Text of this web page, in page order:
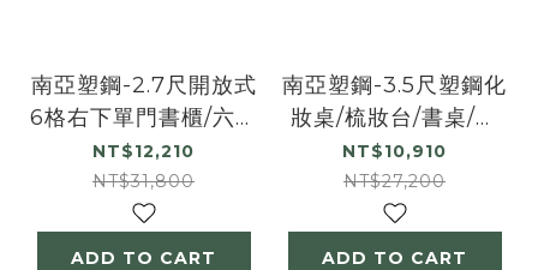
南亞塑鋼-2.7尺開放式
6格右下單門書櫃/六格
一門收納櫃/展示櫃/置
物櫃
NT$12,210
NT$31,800
ADD TO CART
南亞塑鋼-3.5尺塑鋼化
妝桌/梳妝台/書桌/工
作桌
NT$10,910
NT$27,200
ADD TO CART